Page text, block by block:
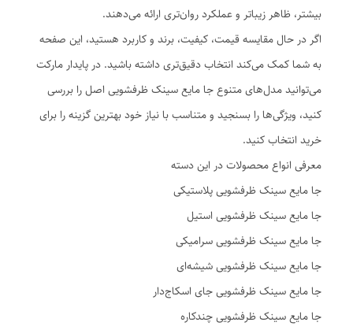
بیشتر، ظاهر زیباتر و عملکرد روان‌تری ارائه می‌دهند.
اگر در حال مقایسه قیمت، کیفیت، برند و کاربرد هستید، این صفحه
به شما کمک می‌کند انتخاب دقیق‌تری داشته باشید. در پایدار مارکت
می‌توانید مدل‌های متنوع جا مایع سینک ظرفشویی اصل را بررسی
کنید، ویژگی‌ها را بسنجید و متناسب با نیاز خود بهترین گزینه را برای
خرید انتخاب کنید.
معرفی انواع محصولات در این دسته
جا مایع سینک ظرفشویی پلاستیکی
جا مایع سینک ظرفشویی استیل
جا مایع سینک ظرفشویی سرامیکی
جا مایع سینک ظرفشویی شیشه‌ای
جا مایع سینک ظرفشویی جای اسکاج‌دار
جا مایع سینک ظرفشویی چندکاره